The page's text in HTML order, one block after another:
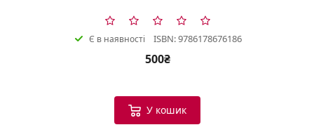
Є в наявності ISBN: 9786178676186
500₴
У кошик